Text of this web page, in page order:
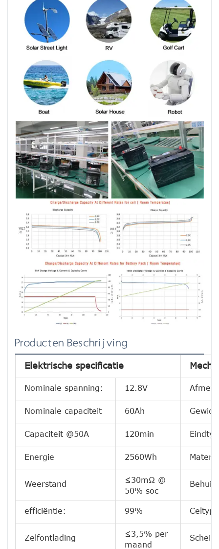
Producten Beschrijving
Elektrische specificatie
Nominale spanning: 12.8V
Nominale capaciteit 60Ah
Capaciteit @50A 120min
Energie 2560Wh
Weerstand
≤30mΩ @
50% soc
efficiëntie: 99%
Zelfontlading
≤3,5% per
maand